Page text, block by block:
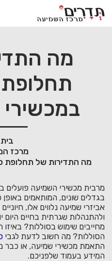
to
content
מה
תחלופת
בית
מרכז
מה התדירות של תחלופת
מרבית מכשירי השמיעה פועלים
בגדלים שונים, המותאמים
אביזרי שמיעה נלווים אלו,
ולהתנהלות שגרתית בחיים היום
מחייבים שימוש בסוללות?
הסוללות? מה חשוב לדעת לגבי
התאמת מכשירי שמיעה, או
המידע בעמוד שלפניכם.